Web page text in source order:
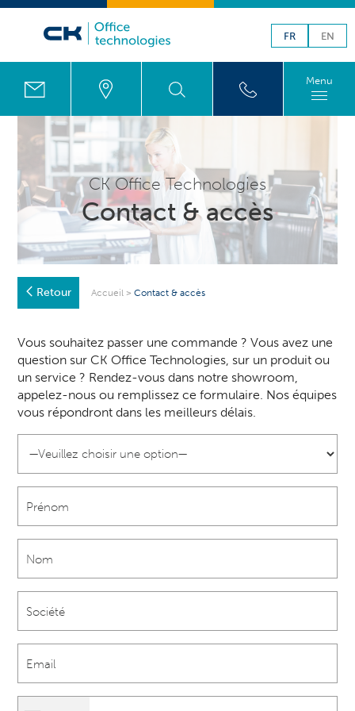
FR EN
Menu
CK Office Technologies
Contact & accès
Retour Accueil >Contact & accès
Vous souhaitez passer une commande ? Vous avez une
question sur CK Office Technologies, sur un produit ou
un service ? Rendez-vous dans notre showroom,
appelez-nous ou remplissez ce formulaire. Nos équipes
vous répondront dans les meilleurs délais.